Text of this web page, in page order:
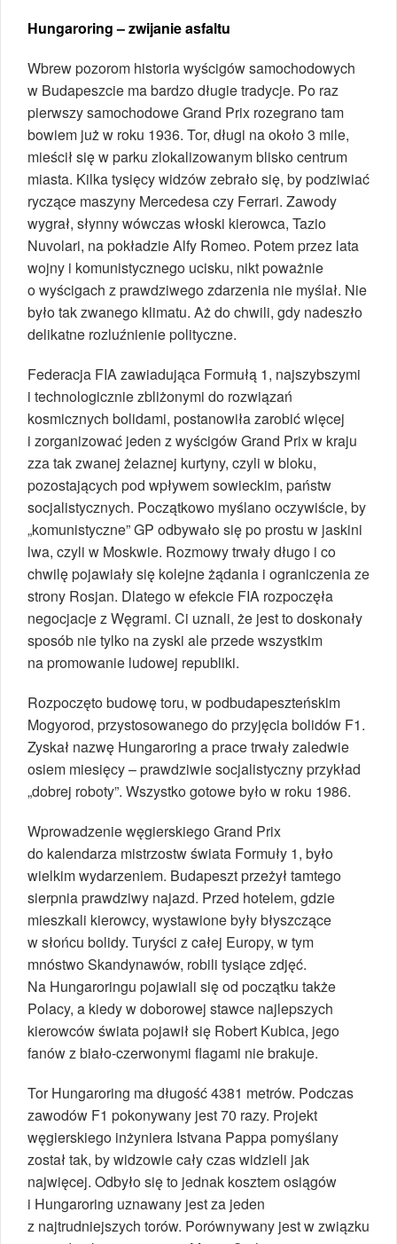
Hungaroring – zwijanie asfaltu
Wbrew pozorom historia wyścigów samochodowych
w Budapeszcie ma bardzo długie tradycje. Po raz
pierwszy samochodowe Grand Prix rozegrano tam
bowiem już w roku 1936. Tor, długi na około 3 mile,
mieścił się w parku zlokalizowanym blisko centrum
miasta. Kilka tysięcy widzów zebrało się, by podziwiać
ryczące maszyny Mercedesa czy Ferrari. Zawody
wygrał, słynny wówczas włoski kierowca, Tazio
Nuvolari, na pokładzie Alfy Romeo. Potem przez lata
wojny i komunistycznego ucisku, nikt poważnie
o wyścigach z prawdziwego zdarzenia nie myślał. Nie
było tak zwanego klimatu. Aż do chwili, gdy nadeszło
delikatne rozluźnienie polityczne.
Federacja FIA zawiadująca Formułą 1, najszybszymi
i technologicznie zbliżonymi do rozwiązań
kosmicznych bolidami, postanowiła zarobić więcej
i zorganizować jeden z wyścigów Grand Prix w kraju
zza tak zwanej żelaznej kurtyny, czyli w bloku,
pozostających pod wpływem sowieckim, państw
socjalistycznych. Początkowo myślano oczywiście, by
„komunistyczne” GP odbywało się po prostu w jaskini
lwa, czyli w Moskwie. Rozmowy trwały długo i co
chwilę pojawiały się kolejne żądania i ograniczenia ze
strony Rosjan. Dlatego w efekcie FIA rozpoczęła
negocjacje z Węgrami. Ci uznali, że jest to doskonały
sposób nie tylko na zyski ale przede wszystkim
na promowanie ludowej republiki.
Rozpoczęto budowę toru, w podbudapeszteńskim
Mogyorod, przystosowanego do przyjęcia bolidów F1.
Zyskał nazwę Hungaroring a prace trwały zaledwie
osiem miesięcy – prawdziwie socjalistyczny przykład
„dobrej roboty”. Wszystko gotowe było w roku 1986.
Wprowadzenie węgierskiego Grand Prix
do kalendarza mistrzostw świata Formuły 1, było
wielkim wydarzeniem. Budapeszt przeżył tamtego
sierpnia prawdziwy najazd. Przed hotelem, gdzie
mieszkali kierowcy, wystawione były błyszczące
w słońcu bolidy. Turyści z całej Europy, w tym
mnóstwo Skandynawów, robili tysiące zdjęć.
Na Hungaroringu pojawiali się od początku także
Polacy, a kiedy w doborowej stawce najlepszych
kierowców świata pojawił się Robert Kubica, jego
fanów z biało-czerwonymi flagami nie brakuje.
Tor Hungaroring ma długość 4381 metrów. Podczas
zawodów F1 pokonywany jest 70 razy. Projekt
węgierskiego inżyniera Istvana Pappa pomyślany
został tak, by widzowie cały czas widzieli jak
najwięcej. Odbyło się to jednak kosztem osiągów
i Hungaroring uznawany jest za jeden
z najtrudniejszych torów. Porównywany jest w związku